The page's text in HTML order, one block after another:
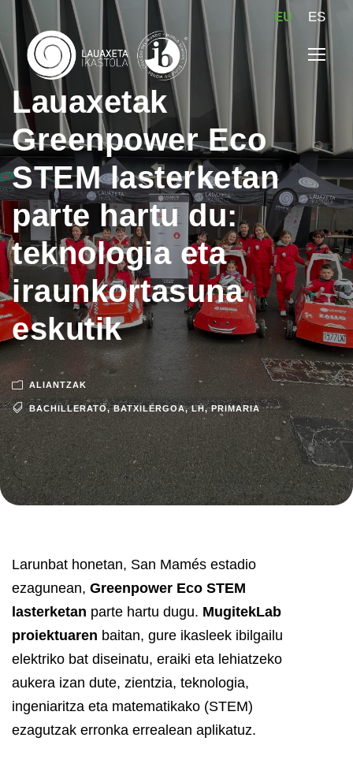
EU ES
Lauaxetak
Greenpower Eco
STEM lasterketan
parte hartu du:
teknologia eta
iraunkortasuna
eskutik
ALIANTZAK
BACHILLERATO, BATXILERGOA, LH, PRIMARIA
Larunbat honetan, San Mamés estadio
ezagunean, Greenpower Eco STEM
lasterketan parte hartu dugu. MugitekLab
proiektuaren baitan, gure ikasleek ibilgailu
elektriko bat diseinatu, eraiki eta lehiatzeko
aukera izan dute, zientzia, teknologia,
ingeniaritza eta matematikako (STEM)
ezagutzak erronka errealean aplikatuz.